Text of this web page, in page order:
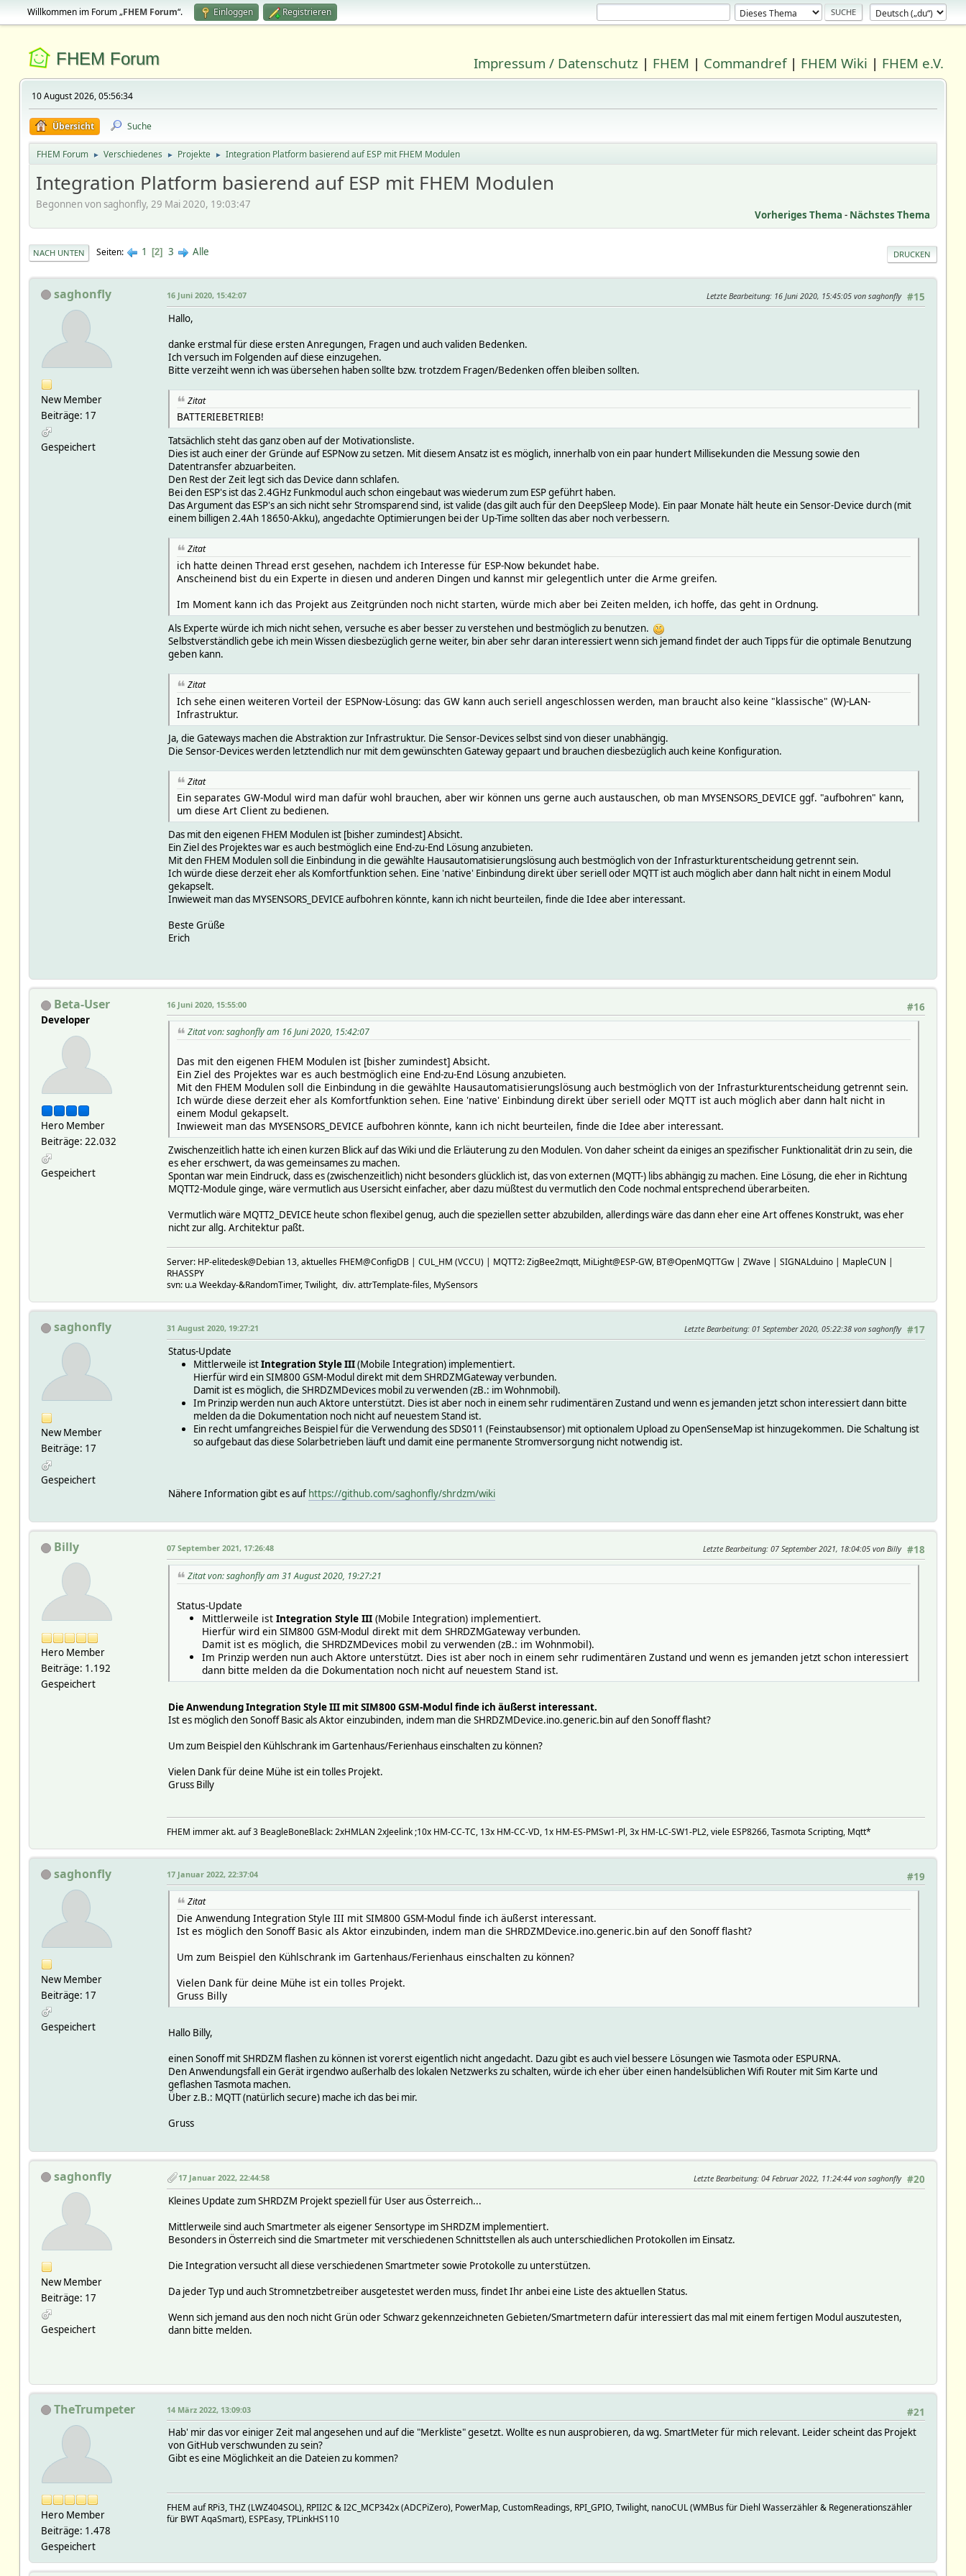
Willkommen im Forum „FHEM Forum“. Einloggen Registrieren
FHEM Forum Impressum / Datenschutz | FHEM | Commandref| FHEM Wiki | FHEM e.V.
10 August 2026, 05:56:34
Übersicht Suche
FHEM Forum ► Verschiedenes ► Projekte ► Integration Platform basierend auf ESP mit FHEM Modulen
Integration Platform basierend auf ESP mit FHEM Modulen
Begonnen von saghonfly, 29 Mai 2020, 19:03:47
Vorheriges Thema - Nächstes Thema
DRUCKEN
NACH UNTEN Seiten 1 2 3 Alle
saghonfly
New Member
Beiträge: 17
Gespeichert
#15
16 Juni 2020, 15:42:07 Letzte Bearbeitung: 16 Juni 2020, 15:45:05 von saghonfly
Hallo,
danke erstmal für diese ersten Anregungen, Fragen und auch validen Bedenken.
Ich versuch im Folgenden auf diese einzugehen.
Bitte verzeiht wenn ich was übersehen haben sollte bzw. trotzdem Fragen/Bedenken offen bleiben sollten.
Zitat
BATTERIEBETRIEB!
Tatsächlich steht das ganz oben auf der Motivationsliste.
Dies ist auch einer der Gründe auf ESPNow zu setzen. Mit diesem Ansatz ist es möglich, innerhalb von ein paar hundert Millisekunden die Messung sowie den
Datentransfer abzuarbeiten.
Den Rest der Zeit legt sich das Device dann schlafen.
Bei den ESP's ist das 2.4GHz Funkmodul auch schon eingebaut was wiederum zum ESP geführt haben.
Das Argument das ESP's an sich nicht sehr Stromsparend sind, ist valide (das gilt auch für den DeepSleep Mode). Ein paar Monate hält heute ein Sensor-Device durch (mit
einem billigen 2.4Ah 18650-Akku), angedachte Optimierungen bei der Up-Time sollten das aber noch verbessern.
Zitat
ich hatte deinen Thread erst gesehen, nachdem ich Interesse für ESP-Now bekundet habe.
Anscheinend bist du ein Experte in diesen und anderen Dingen und kannst mir gelegentlich unter die Arme greifen.
Im Moment kann ich das Projekt aus Zeitgründen noch nicht starten, würde mich aber bei Zeiten melden, ich hoffe, das geht in Ordnung.
Als Experte würde ich mich nicht sehen, versuche es aber besser zu verstehen und bestmöglich zu benutzen.
Selbstverständlich gebe ich mein Wissen diesbezüglich gerne weiter, bin aber sehr daran interessiert wenn sich jemand findet der auch Tipps für die optimale Benutzung
geben kann.
Zitat
Ich sehe einen weiteren Vorteil der ESPNow-Lösung: das GW kann auch seriell angeschlossen werden, man braucht also keine "klassische" (W)-LAN-
Infrastruktur.
Ja, die Gateways machen die Abstraktion zur Infrastruktur. Die Sensor-Devices selbst sind von dieser unabhängig.
Die Sensor-Devices werden letztendlich nur mit dem gewünschten Gateway gepaart und brauchen diesbezüglich auch keine Konfiguration.
Zitat
Ein separates GW-Modul wird man dafür wohl brauchen, aber wir können uns gerne auch austauschen, ob man MYSENSORS_DEVICE ggf. "aufbohren" kann,
um diese Art Client zu bedienen.
Das mit den eigenen FHEM Modulen ist [bisher zumindest] Absicht.
Ein Ziel des Projektes war es auch bestmöglich eine End-zu-End Lösung anzubieten.
Mit den FHEM Modulen soll die Einbindung in die gewählte Hausautomatisierungslösung auch bestmöglich von der Infrasturkturentscheidung getrennt sein.
Ich würde diese derzeit eher als Komfortfunktion sehen. Eine 'native' Einbindung direkt über seriell oder MQTT ist auch möglich aber dann halt nicht in einem Modul
gekapselt.
Inwieweit man das MYSENSORS_DEVICE aufbohren könnte, kann ich nicht beurteilen, finde die Idee aber interessant.
Beste Grüße
Erich
Beta-User
Developer
Hero Member
Beiträge: 22.032
Gespeichert
#16
16 Juni 2020, 15:55:00
Zitat von: saghonfly am 16 Juni 2020, 15:42:07
Das mit den eigenen FHEM Modulen ist [bisher zumindest] Absicht.
Ein Ziel des Projektes war es auch bestmöglich eine End-zu-End Lösung anzubieten.
Mit den FHEM Modulen soll die Einbindung in die gewählte Hausautomatisierungslösung auch bestmöglich von der Infrasturkturentscheidung getrennt sein.
Ich würde diese derzeit eher als Komfortfunktion sehen. Eine 'native' Einbindung direkt über seriell oder MQTT ist auch möglich aber dann halt nicht in
einem Modul gekapselt.
Inwieweit man das MYSENSORS_DEVICE aufbohren könnte, kann ich nicht beurteilen, finde die Idee aber interessant.
Zwischenzeitlich hatte ich einen kurzen Blick auf das Wiki und die Erläuterung zu den Modulen. Von daher scheint da einiges an spezifischer Funktionalität drin zu sein, die
es eher erschwert, da was gemeinsames zu machen.
Spontan war mein Eindruck, dass es (zwischenzeitlich) nicht besonders glücklich ist, das von externen (MQTT-) libs abhängig zu machen. Eine Lösung, die eher in Richtung
MQTT2-Module ginge, wäre vermutlich aus Usersicht einfacher, aber dazu müßtest du vermutlich den Code nochmal entsprechend überarbeiten.
Vermutlich wäre MQTT2_DEVICE heute schon flexibel genug, auch die speziellen setter abzubilden, allerdings wäre das dann eher eine Art offenes Konstrukt, was eher
nicht zur allg. Architektur paßt.
Server: HP-elitedesk@Debian 13, aktuelles FHEM@ConfigDB | CUL_HM (VCCU) | MQTT2: ZigBee2mqtt, MiLight@ESP-GW, BT@OpenMQTTGw | ZWave | SIGNALduino | MapleCUN |
RHASSPY
svn: u.a Weekday-&RandomTimer, Twilight, div. attrTemplate-files, MySensors
saghonfly
New Member
Beiträge: 17
Gespeichert
#17
31 August 2020, 19:27:21 Letzte Bearbeitung: 01 September 2020, 05:22:38 von saghonfly
Status-Update
Mittlerweile istIntegration Style III(Mobile Integration) implementiert.
Hierfür wird ein SIM800 GSM-Modul direkt mit dem SHRDZMGateway verbunden.
Damit ist es möglich, die SHRDZMDevices mobil zu verwenden (zB.: im Wohnmobil).
Im Prinzip werden nun auch Aktore unterstützt. Dies ist aber noch in einem sehr rudimentären Zustand und wenn es jemanden jetzt schon interessiert dann bitte
melden da die Dokumentation noch nicht auf neuestem Stand ist.
Ein recht umfangreiches Beispiel für die Verwendung des SDS011 (Feinstaubsensor) mit optionalem Upload zu OpenSenseMap ist hinzugekommen. Die Schaltung ist
so aufgebaut das diese Solarbetrieben läuft und damit eine permanente Stromversorgung nicht notwendig ist.
Nähere Information gibt es auf https://github.com/saghonfly/shrdzm/wiki
Billy
Hero Member
Beiträge: 1.192
Gespeichert
#18
07 September 2021, 17:26:48 Letzte Bearbeitung: 07 September 2021, 18:04:05 von Billy
Zitat von: saghonfly am 31 August 2020, 19:27:21
Status-Update
Mittlerweile ist Integration Style III(Mobile Integration) implementiert.
Hierfür wird ein SIM800 GSM-Modul direkt mit dem SHRDZMGateway verbunden.
Damit ist es möglich, die SHRDZMDevices mobil zu verwenden (zB.: im Wohnmobil).
Im Prinzip werden nun auch Aktore unterstützt. Dies ist aber noch in einem sehr rudimentären Zustand und wenn es jemanden jetzt schon interessiert
dann bitte melden da die Dokumentation noch nicht auf neuestem Stand ist.
Die Anwendung Integration Style III mit SIM800 GSM-Modul finde ich äußerst interessant.
Ist es möglich den Sonoff Basic als Aktor einzubinden, indem man die SHRDZMDevice.ino.generic.bin auf den Sonoff flasht?
Um zum Beispiel den Kühlschrank im Gartenhaus/Ferienhaus einschalten zu können?
Vielen Dank für deine Mühe ist ein tolles Projekt.
Gruss Billy
FHEM immer akt. auf 3 BeagleBoneBlack: 2xHMLAN 2xJeelink ;10x HM-CC-TC, 13x HM-CC-VD, 1x HM-ES-PMSw1-Pl, 3x HM-LC-SW1-PL2, viele ESP8266, Tasmota Scripting, Mqtt*
saghonfly
New Member
Beiträge: 17
Gespeichert
#19
17 Januar 2022, 22:37:04
Zitat
Die Anwendung Integration Style III mit SIM800 GSM-Modul finde ich äußerst interessant.
Ist es möglich den Sonoff Basic als Aktor einzubinden, indem man die SHRDZMDevice.ino.generic.bin auf den Sonoff flasht?
Um zum Beispiel den Kühlschrank im Gartenhaus/Ferienhaus einschalten zu können?
Vielen Dank für deine Mühe ist ein tolles Projekt.
Gruss Billy
Hallo Billy,
einen Sonoff mit SHRDZM flashen zu können ist vorerst eigentlich nicht angedacht. Dazu gibt es auch viel bessere Lösungen wie Tasmota oder ESPURNA.
Den Anwendungsfall ein Gerät irgendwo außerhalb des lokalen Netzwerks zu schalten, würde ich eher über einen handelsüblichen Wifi Router mit Sim Karte und
geflashen Tasmota machen.
Über z.B.: MQTT (natürlich secure) mache ich das bei mir.
Gruss
saghonfly
New Member
Beiträge: 17
Gespeichert
#20
17 Januar 2022, 22:44:58 Letzte Bearbeitung: 04 Februar 2022, 11:24:44 von saghonfly
Kleines Update zum SHRDZM Projekt speziell für User aus Österreich...
Mittlerweile sind auch Smartmeter als eigener Sensortype im SHRDZM implementiert.
Besonders in Österreich sind die Smartmeter mit verschiedenen Schnittstellen als auch unterschiedlichen Protokollen im Einsatz.
Die Integration versucht all diese verschiedenen Smartmeter sowie Protokolle zu unterstützen.
Da jeder Typ und auch Stromnetzbetreiber ausgetestet werden muss, findet Ihr anbei eine Liste des aktuellen Status.
Wenn sich jemand aus den noch nicht Grün oder Schwarz gekennzeichneten Gebieten/Smartmetern dafür interessiert das mal mit einem fertigen Modul auszutesten,
dann bitte melden.
TheTrumpeter
Hero Member
Beiträge: 1.478
Gespeichert
#21
14 März 2022, 13:09:03
Hab' mir das vor einiger Zeit mal angesehen und auf die "Merkliste" gesetzt. Wollte es nun ausprobieren, da wg. SmartMeter für mich relevant. Leider scheint das Projekt
von GitHub verschwunden zu sein?
Gibt es eine Möglichkeit an die Dateien zu kommen?
FHEM auf RPi3, THZ (LWZ404SOL), RPII2C & I2C_MCP342x (ADCPiZero), PowerMap, CustomReadings, RPI_GPIO, Twilight, nanoCUL (WMBus für Diehl Wasserzähler & Regenerationszähler
für BWT AqaSmart), ESPEasy, TPLinkHS110